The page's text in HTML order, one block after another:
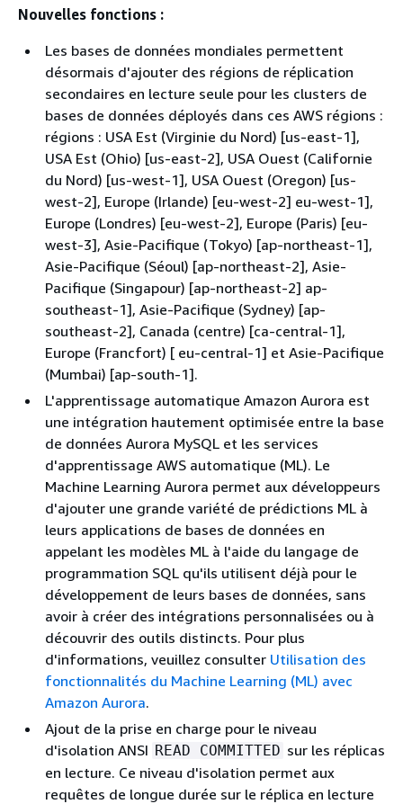
Nouvelles fonctions :
Les bases de données mondiales permettent
désormais d'ajouter des régions de réplication
secondaires en lecture seule pour les clusters de
bases de données déployés dans ces AWS régions :
régions : USA Est (Virginie du Nord) [us-east-1],
USA Est (Ohio) [us-east-2], USA Ouest (Californie
du Nord) [us-west-1], USA Ouest (Oregon) [us-
west-2], Europe (Irlande) [eu-west-2] eu-west-1],
Europe (Londres) [eu-west-2], Europe (Paris) [eu-
west-3], Asie-Pacifique (Tokyo) [ap-northeast-1],
Asie-Pacifique (Séoul) [ap-northeast-2], Asie-
Pacifique (Singapour) [ap-northeast-2] ap-
southeast-1], Asie-Pacifique (Sydney) [ap-
southeast-2], Canada (centre) [ca-central-1],
Europe (Francfort) [ eu-central-1] et Asie-Pacifique
(Mumbai) [ap-south-1].
L'apprentissage automatique Amazon Aurora est
une intégration hautement optimisée entre la base
de données Aurora MySQL et les services
d'apprentissage AWS automatique (ML). Le
Machine Learning Aurora permet aux développeurs
d'ajouter une grande variété de prédictions ML à
leurs applications de bases de données en
appelant les modèles ML à l'aide du langage de
programmation SQL qu'ils utilisent déjà pour le
développement de leurs bases de données, sans
avoir à créer des intégrations personnalisées ou à
découvrir des outils distincts. Pour plus
d'informations, veuillez consulter Utilisation des
fonctionnalités du Machine Learning (ML) avec
Amazon Aurora.
Ajout de la prise en charge pour le niveau
d'isolation ANSI READ COMMITTED sur les réplicas
en lecture. Ce niveau d'isolation permet aux
requêtes de longue durée sur le réplica en lecture